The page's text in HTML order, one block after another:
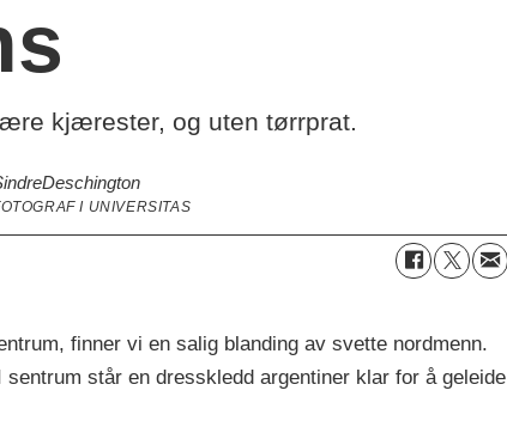
kjærester, og uten tørrprat.
Deschington
I UNIVERSITAS
finner vi en salig blanding av svette nordmenn.
står en dresskledd argentiner klar for å geleide